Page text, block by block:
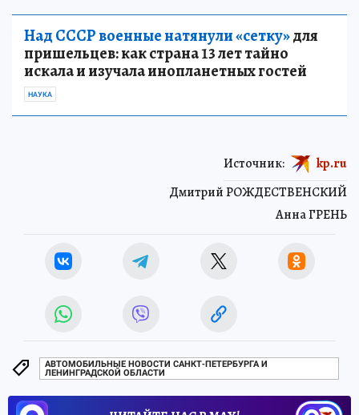
Над СССР военные натянули «сетку»для
пришельцев: как страна 13 лет тайно
искала и изучала инопланетных гостей
НАУКА
Дмитрий РОЖДЕСТВЕНСКИЙ
Анна ГРЕНЬ
Источник: kp.ru
АВТОМОБИЛЬНЫЕ НОВОСТИ САНКТ-ПЕТЕРБУРГА И
ЛЕНИНГРАДСКОЙ ОБЛАСТИ